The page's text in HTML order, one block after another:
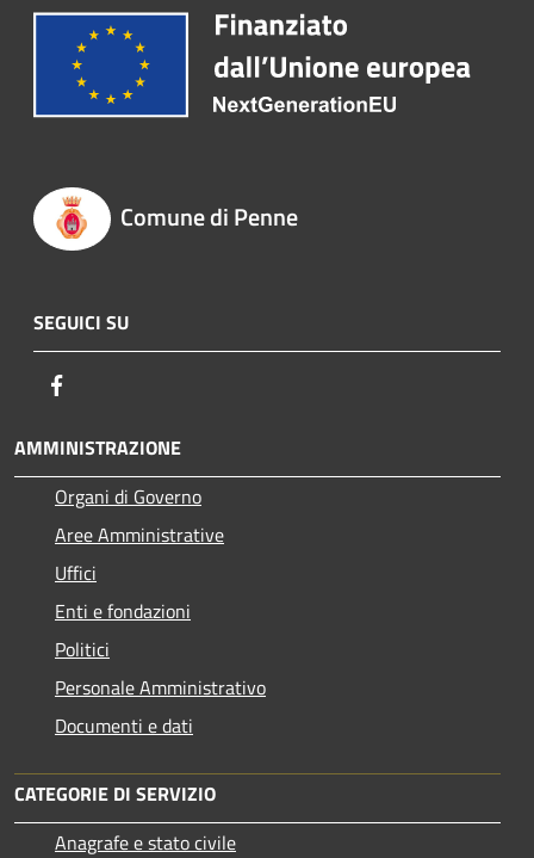
Comune di Penne
SEGUICI SU
AMMINISTRAZIONE
Organi di Governo
Aree Amministrative
Uffici
Enti e fondazioni
Politici
Personale Amministrativo
Documenti e dati
CATEGORIE DI SERVIZIO
Anagrafe e stato civile